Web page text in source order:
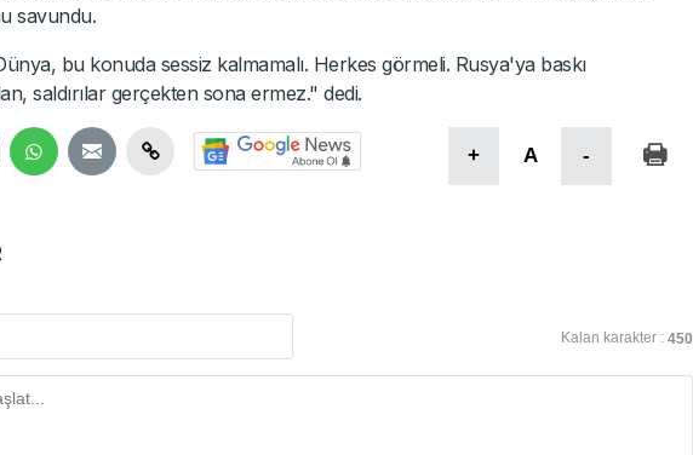
savundu.
bu konuda sessiz kalmamalı. Herkes görmeli. Rusya'ya baskı
saldırılar gerçekten sona ermez." dedi.
+ A -
Kalan karakter : 450